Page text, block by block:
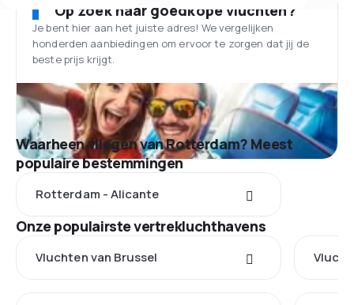
Op zoek naar goedkope vluchten?
Je bent hier aan het juiste adres! We vergelijken
honderden aanbiedingen om ervoor te zorgen dat jij de
beste prijs krijgt.
Waarheen vliegen van Rotterdam? Meest
populaire bestemmingen
Rotterdam - Alicante
Onze populairste vertrekluchthavens
Vluchten van Brussel